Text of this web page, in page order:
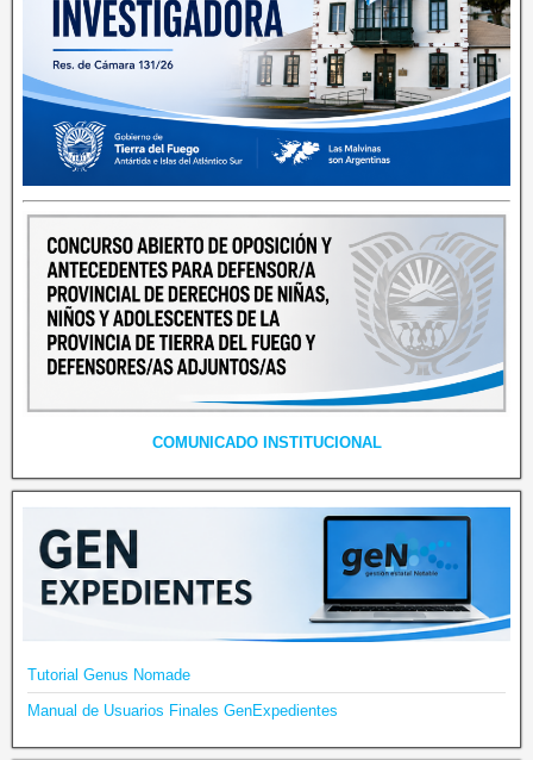
COMUNICADO INSTITUCIONAL
Tutorial Genus Nomade
Manual de Usuarios Finales GenExpedientes